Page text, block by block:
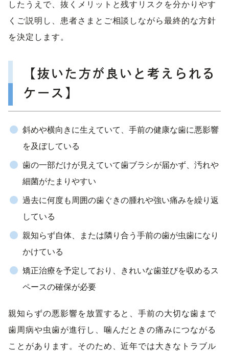
したうえで、抜くメリットと残すリスクを分かりやす
くご説明し、患者さまとご相談しながら最終的な方針
を決定します。
【抜いた方が良いと考えられる
ケース】
斜めや横向きに生えていて、手前の健康な歯に悪影響
を及ぼしている
歯の一部だけが見えていて歯ブラシが届かず、汚れや
細菌がたまりやすい
過去に何度も周囲の歯ぐきの腫れや強い痛みを繰り返
している
親知らず自体、または隣り合う手前の歯が虫歯になり
かけている
矯正治療を予定しており、きれいな歯並びを収めるス
ペースの確保が必要
親知らずの悪影響を放置すると、手前の大切な歯まで
歯周病や虫歯が進行し、噛んだときの痛みにつながる
ことがあります。そのため、近年では大きなトラブル